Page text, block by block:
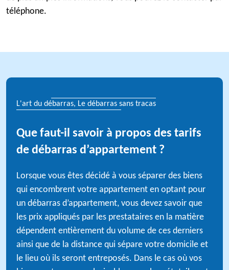
téléphone.
L'art du débarras, Le débarras sans tracas
Que faut-il savoir à propos des tarifs
de débarras d’appartement ?
Lorsque vous êtes décidé à vous séparer des biens
qui encombrent votre appartement en optant pour
un débarras d’appartement, vous devez savoir que
les prix appliqués par les prestataires en la matière
dépendent entièrement du volume de ces derniers
ainsi que de la distance qui sépare votre domicile et
le lieu où ils seront entreposés. Dans le cas où vos